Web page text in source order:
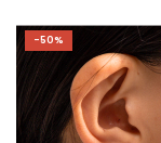
-50%